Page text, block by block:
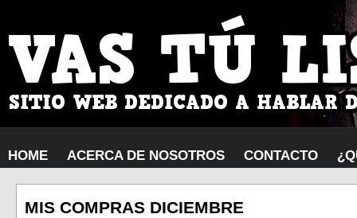
HOME ACERCA DE NOSOTROS CONTACTO
MIS COMPRAS DICIEMBRE